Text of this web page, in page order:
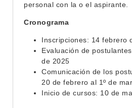
personal con la o el aspirante.
Cronograma
Inscripciones: 14 febrero
Evaluación de
de 2025
Comunicación de los
20 de febrero al 1º de
Inicio de cursos: 10 de